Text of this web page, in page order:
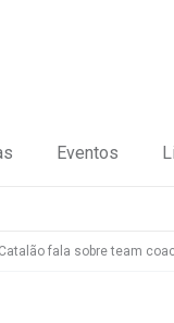
Eventos
fala sobre team